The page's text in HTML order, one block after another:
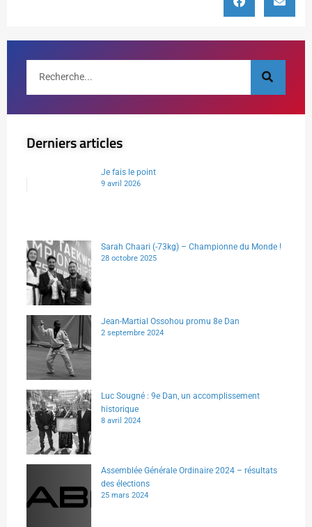
Derniers articles
Je fais le point
9 avril 2026
Sarah Chaari (-73kg) – Championne du Monde !
28 octobre 2025
Jean-Martial Ossohou promu 8e Dan
2 septembre 2024
Luc Sougné : 9e Dan, un accomplissement
historique
8 avril 2024
Assemblée Générale Ordinaire 2024 – résultats
des élections
25 mars 2024